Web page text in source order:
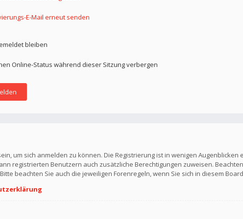
E-Mail erneut senden
bleiben
Online-Status während dieser Sitzung verbergen
um sich anmelden zu können. Die Registrierung ist in wenigen
registrierten Benutzern auch zusätzliche Berechtigungen zuweisen.
beachten Sie auch die jeweiligen Forenregeln, wenn Sie sich in diesem